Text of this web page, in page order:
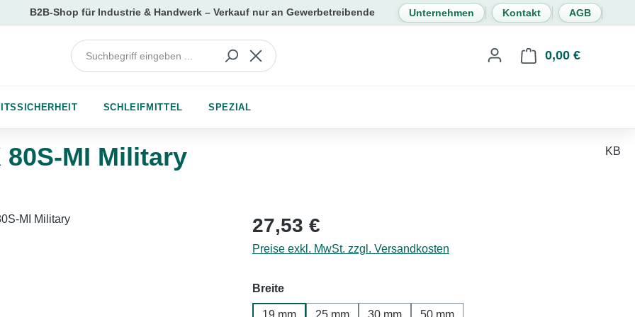
Unternehmen Kontakt AGB
0,00 €
SCHLEIFMITTEL SPEZIAL
MI Military KB
Regulärer Preis:
27,53 €
Preise exkl. MwSt. zzgl. Versandkosten
Breiteauswählen
19 mm 25 mm 30 mm 50 mm